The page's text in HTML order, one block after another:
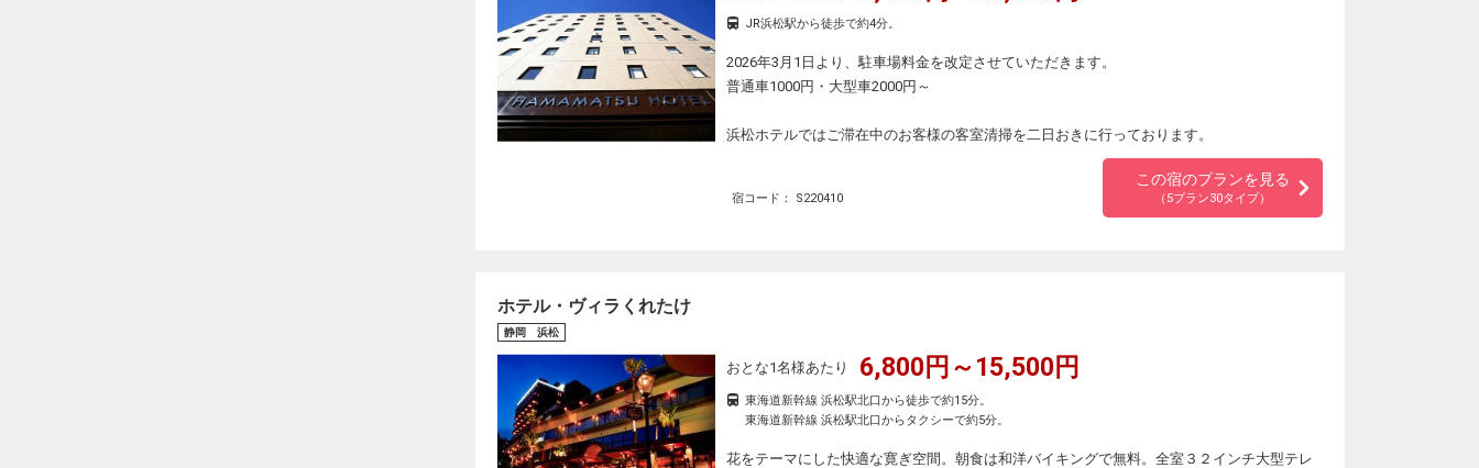
JR浜松駅から徒歩で約4分。
2026年3月1日より、駐車場料金を改定させていただきます。
普通車1000円・大型車2000円～
浜松ホテルではご滞在中のお客様の客室清掃を二日おきに行っております。
宿コード： S220410
この宿のプランを見る
（5プラン30タイプ）
ホテル・ヴィラくれたけ
静岡 浜松
おとな1名様あたり 6,800円～15,500円
東海道新幹線 浜松駅北口から徒歩で約15分。
東海道新幹線 浜松駅北口からタクシーで約5分。
花をテーマにした快適な寛ぎ空間。朝食は和洋バイキングで無料。全室３２インチ大型テレ